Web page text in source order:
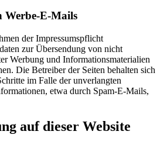
Werbe-E-Mails
der Impressumspflicht
zur Übersendung von nicht
Werbung und Informationsmaterialien
Die Betreiber der Seiten behalten sich
im Falle der unverlangten
etwa durch Spam-E-Mails,
auf dieser Website